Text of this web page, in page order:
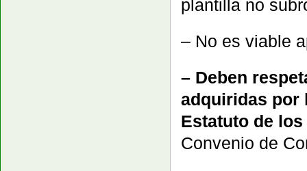
plantilla no
– No es viable
– Deben
adquiridas por
Estatuto de
Convenio de